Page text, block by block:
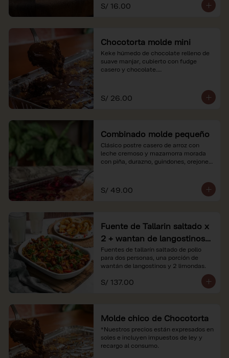
S/ 16.00
Chocotorta molde mini
Keke húmedo de chocolate relleno de
suave manjar, cubierto con fudge
casero y chocolate.
soles e incluyen impuestos de ley y
recargo al consumo. Imagenes
S/ 26.00
Combinado molde pequeño
Clásico postre casero de arroz con
leche cremoso y mazamorra morada
con piña, durazno, guindones, orejones
*Nuestros precios están expresados en
soles e incluyen impuestos de ley y
S/ 49.00
Fuente de Tallarin saltado x
2 + wantan de langostinos +
2 limonadas
Fuentes de tallarín saltado de pollo
para dos personas, una porción de
wantán de langostinos y 2 limondas.
S/ 137.00
Molde chico de Chocotorta
*Nuestros precios están expresados en
soles e incluyen impuestos de ley y
recargo al consumo.